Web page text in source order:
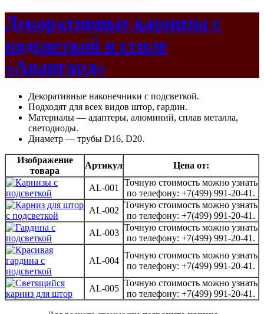
Декоративные карнизы с
подсветкой в стиле
«Авангард»
Декоративные наконечники с подсветкой.
Подходят для всех видов штор, гардин.
Материалы — адаптеры, алюминий, сплав металла,
светодиоды.
Диаметр — трубы D16, D20.
Изображение
товара
Артикул Цена от:
AL-001
Точную стоимость можно узнать
по телефону: +7(499) 991-20-41.
AL-002
Точную стоимость можно узнать
по телефону: +7(499) 991-20-41.
AL-003
Точную стоимость можно узнать
по телефону: +7(499) 991-20-41.
AL-004
Точную стоимость можно узнать
по телефону: +7(499) 991-20-41.
AL-005
Точную стоимость можно узнать
по телефону: +7(499) 991-20-41.